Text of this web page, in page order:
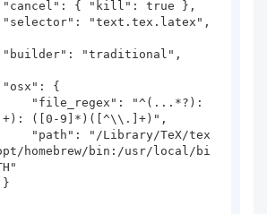
([0-9]*)([^\\.]+)",
homebrew/bin:/usr/local/bi